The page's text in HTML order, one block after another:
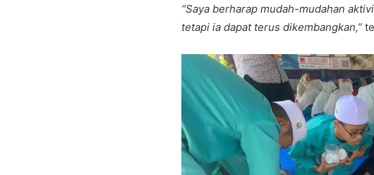
“Saya berharap mudah-mudahan
tetapi ia dapat terus dikembangkan,”